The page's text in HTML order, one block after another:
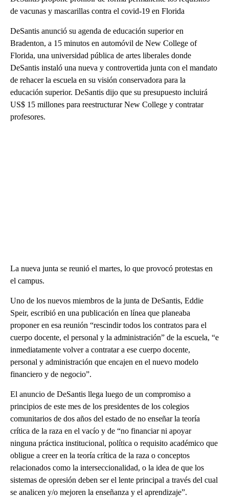
de vacunas y mascarillas contra el covid-19 en Florida
DeSantis anunció su agenda de educación superior en
Bradenton, a 15 minutos en automóvil de New College of
Florida, una universidad pública de artes liberales donde
DeSantis instaló una nueva y controvertida junta con el mandato
de rehacer la escuela en su visión conservadora para la
educación superior. DeSantis dijo que su presupuesto incluirá
US$ 15 millones para reestructurar New College y contratar
profesores.
La nueva junta se reunió el martes, lo que provocó protestas en
el campus.
Uno de los nuevos miembros de la junta de DeSantis, Eddie
Speir, escribió en una publicación en línea que planeaba
proponer en esa reunión “rescindir todos los contratos para el
cuerpo docente, el personal y la administración” de la escuela, “e
inmediatamente volver a contratar a ese cuerpo docente,
personal y administración que encajen en el nuevo modelo
financiero y de negocio”.
El anuncio de DeSantis llega luego de un compromiso a
principios de este mes de los presidentes de los colegios
comunitarios de dos años del estado de no enseñar la teoría
crítica de la raza en el vacío y de “no financiar ni apoyar
ninguna práctica institucional, política o requisito académico que
obligue a creer en la teoría crítica de la raza o conceptos
relacionados como la interseccionalidad, o la idea de que los
sistemas de opresión deben ser el lente principal a través del cual
se analicen y/o mejoren la enseñanza y el aprendizaje”.